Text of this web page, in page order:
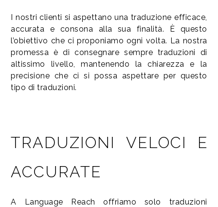
I nostri clienti si aspettano una traduzione efficace,
accurata e consona alla sua finalità. È questo
l’obiettivo che ci proponiamo ogni volta. La nostra
promessa è di consegnare sempre traduzioni di
altissimo livello, mantenendo la chiarezza e la
precisione che ci si possa aspettare per questo
tipo di traduzioni.
TRADUZIONI VELOCI E
ACCURATE
A Language Reach offriamo solo traduzioni